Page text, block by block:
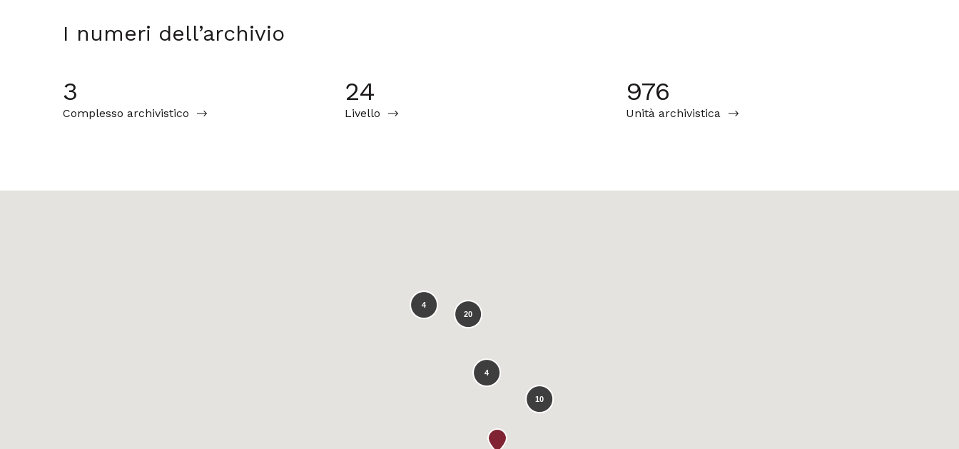
I numeri dell’archivio
3
Complesso archivistico
24
Livello
976
Unità archivistica
10
20
4
4